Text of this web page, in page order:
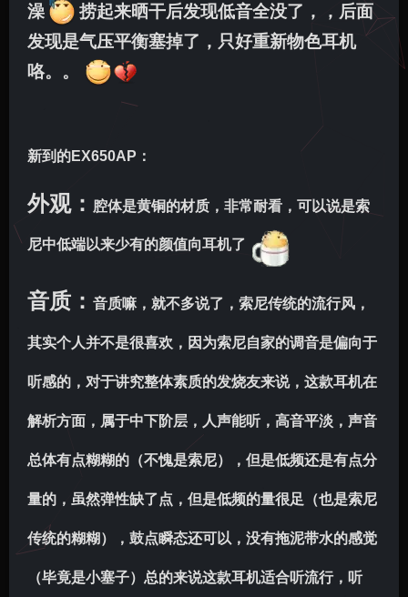
澡
捞起来晒干后发现低音全没了，，后面
发现是气压平衡塞掉了，只好重新物色耳机
咯。。
新到的EX650AP：
外观： 腔体是黄铜的材质，非常耐看，可以说是索
尼中低端以来少有的颜值向耳机了
音质： 音质嘛，就不多说了，索尼传统的流行风，
其实个人并不是很喜欢，因为索尼自家的调音是偏向于
听感的，对于讲究整体素质的发烧友来说，这款耳机在
解析方面，属于中下阶层，人声能听，高音平淡，声音
总体有点糊糊的（不愧是索尼），但是低频还是有点分
量的，虽然弹性缺了点，但是低频的量很足（也是索尼
传统的糊糊），鼓点瞬态还可以，没有拖泥带水的感觉
（毕竟是小塞子）总的来说这款耳机适合听流行，听